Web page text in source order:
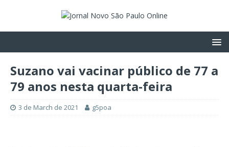
Suzano vai vacinar público de 77 a
79 anos nesta quarta-feira
3 de March de 2021 g5poa